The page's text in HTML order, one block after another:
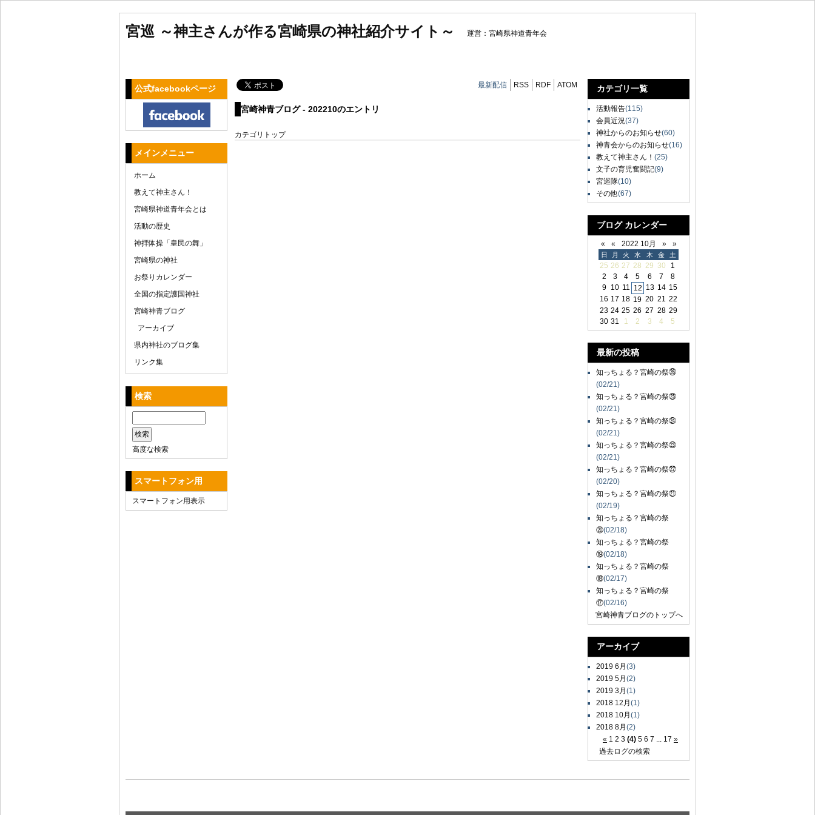
宮巡 ～神主さんが作る宮崎県の神社紹介サイト～ 運営：宮崎県神道青年会
最新配信 RSS RDF ATOM
宮崎神青ブログ - 202210のエントリ
カテゴリトップ
公式facebookページ
メインメニュー
ホーム
教えて神主さん！
宮崎県神道青年会とは
活動の歴史
神拝体操「皇民の舞」
宮崎県の神社
お祭りカレンダー
全国の指定護国神社
宮崎神青ブログ
アーカイブ
県内神社のブログ集
リンク集
検索
高度な検索
スマートフォン用
スマートフォン用表示
カテゴリ一覧
活動報告(115)
会員近況(37)
神社からのお知らせ(60)
神青会からのお知らせ(16)
教えて神主さん！ (25)
文子の育児奮闘記(9)
宮巡隊(10)
その他(67)
ブログ カレンダー
« « 2022 10月 » »
日 月 火 水 木 金 土
25 26 27 28 29 30
1
2
3 4 5 6 7
8
9
10 11 12 13 14 15
16 17 18 19 20 21 22
23 24 25 26 27 28 29
30 31 1 2 3 4 5
最新の投稿
知っちょる？宮崎の祭㉖
(02/21)
知っちょる？宮崎の祭㉕
(02/21)
知っちょる？宮崎の祭㉔
(02/21)
知っちょる？宮崎の祭㉓
(02/21)
知っちょる？宮崎の祭㉒
(02/20)
知っちょる？宮崎の祭㉑
(02/19)
知っちょる？宮崎の祭
⑳(02/18)
知っちょる？宮崎の祭
⑲(02/18)
知っちょる？宮崎の祭
⑱(02/17)
知っちょる？宮崎の祭
⑰(02/16)
宮崎神青ブログのトップへ
アーカイブ
2019 6月 (3)
2019 5月 (2)
2019 3月 (1)
2018 12月 (1)
2018 10月 (1)
2018 8月 (2)
« 1 2 3 (4) 5 6 7 ... 17 »
過去ログの検索